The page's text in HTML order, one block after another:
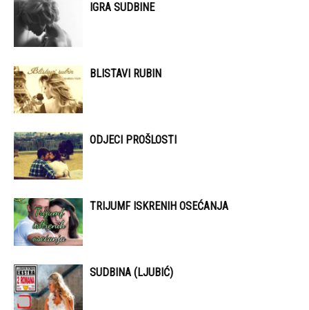
IGRA SUDBINE
BLISTAVI RUBIN
ODJECI PROŠLOSTI
TRIJUMF ISKRENIH OSEĆANJA
SUDBINA (LJUBIĆ)